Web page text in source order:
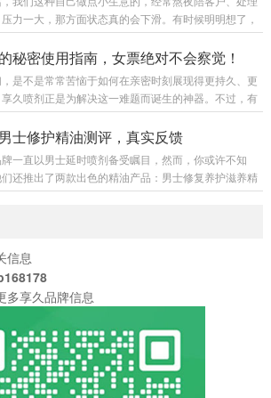
享久5代。起初觉得是江湖偏方，但看着手机里妻子和
片，我决定试试。第一次用是在家里。按照说明，只
是轻微的凉意，慢慢变得温和。最让我惊讶的...
力一大，那方面状态真的会下滑。有时候明明想了，
不上，心里挺憋屈的。之前刷短视频总看到享久5代
说是能改善时间，我就半信半疑下单买了一瓶。到货
有点紧张，洗完澡喷了一下（喷头设计还挺好控
凉凉的但不刺激，等了个十几分钟就开始有感觉了——
，确实不一样。比以前能控制得多，没那么着急了...
秘密使用指南，女票绝对不会察觉！
，是不是常常苦恼于如何在亲密时刻展现得更持久、更
久喷剂正是为解决这一难题而诞生的神器。不过，有
会担忧使用这东西会不会被女友发现，对吧？别忧
小编就来给大家分享一些隐秘使用享久喷剂的小窍
提前规划。你可以挑选在洗澡或者上厕所时，悄悄喷上
。建议在亲密时刻的 10 - 20 分钟前使用，如此喷剂
士修护精油测评，真实反馈
一直以男士延时喷剂备受瞩目，然而，你或许不知
还推出了两款出色的精油产品：男士修复养护滋养精
快感增强精油。享久品牌的质量向来有口皆碑，否则
，但我相信，既然他们能在这一领域取得如此卓越的
护滋养精油专为男性设计，主要用于修复和滋养阴茎
。众所周知，阴茎健康对男性至关重要，而这款精油正
生。女士快感增强精油则专为女性打造，主要功...
信息
多享久品牌信息